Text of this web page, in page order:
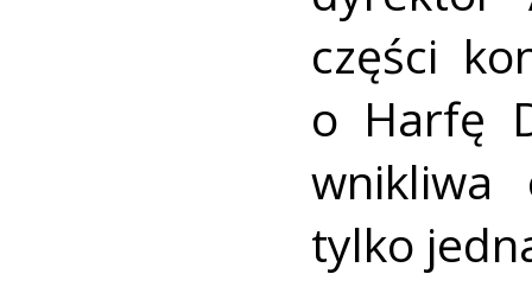
części
o Harfę
wnikliwa
tylko